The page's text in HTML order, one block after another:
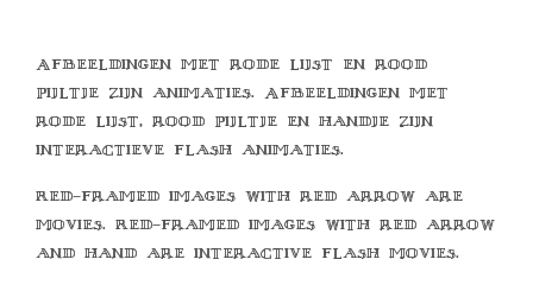
Afbeeldingen met rode lijst en rood
pijltje zijn animaties. Afbeeldingen met
rode lijst, rood pijltje en handje zijn
interactieve flash animaties.
Red-framed images with red arrow are
movies. Red-framed images with red arrow
and hand are interactive flash movies.